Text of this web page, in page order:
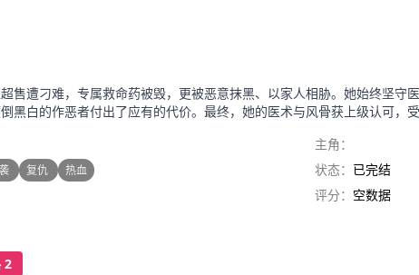
售遭刁难，专属救命药被毁，更被恶意抹黑、以家人相胁。她始终坚守
黑白的作恶者付出了应有的代价。最终，她的医术与风骨获上级认可，
主角：
复仇 热血 状态： 已完结
评分： 空数据
2